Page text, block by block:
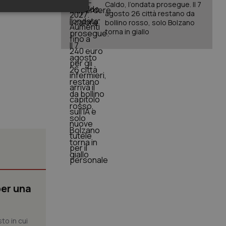
una
in cui
Caldo, l’ondata prosegue. Il 7
agosto 26 città restano da
bollino rosso, solo Bolzano
torna in giallo
che le loro
Cookie-
di consenso
che il banner